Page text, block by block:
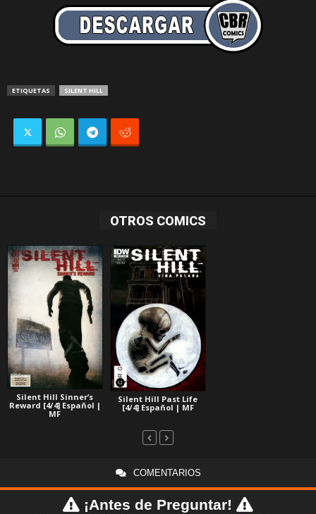
ETIQUETAS SILENT HILL
OTROS COMICS
Silent Hill Sinner’s
Reward [4/4] Español |
MF
Silent Hill Past Life
[4/4] Español | MF
COMENTARIOS
¡Antes de Preguntar!